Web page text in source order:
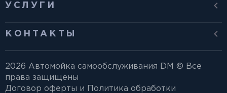
УСЛУГИ
КОНТАКТЫ
2026 Автомойка самообслуживания DM © Все
права защищены
Договор оферты и Политика обработки